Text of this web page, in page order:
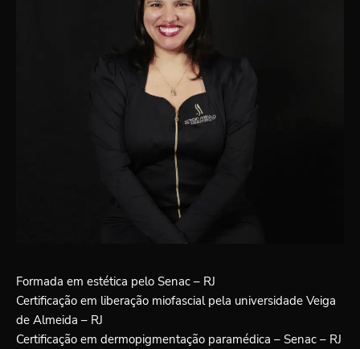
Formada em estética pelo Senac – RJ
Certificação em liberação miofascial pela universidade Veiga
de Almeida – RJ
Certificação em dermopigmentação paramédica – Senac – RJ